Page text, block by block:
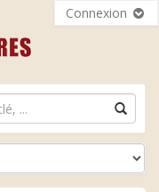
Connexion